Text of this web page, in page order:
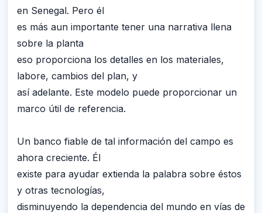
en Senegal. Pero él
es más aun importante tener una narrativa llena
sobre la planta
eso proporciona los detalles en los materiales,
labore, cambios del plan, y
así adelante. Este modelo puede proporcionar un
marco útil de referencia.
Un banco fiable de tal información del campo es
ahora creciente. Él
existe para ayudar extienda la palabra sobre éstos
y otras tecnologías,
disminuyendo la dependencia del mundo en vías de